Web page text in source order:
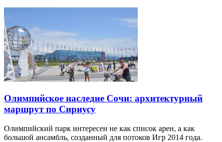
Олимпийское наследие Сочи: архитектурный
маршрут по Сириусу
Олимпийский парк интересен не как список арен, а как
большой ансамбль, созданный для потоков Игр 2014 года.